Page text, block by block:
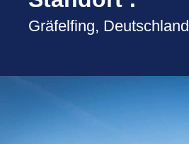
Gräfelfing, Deutschland